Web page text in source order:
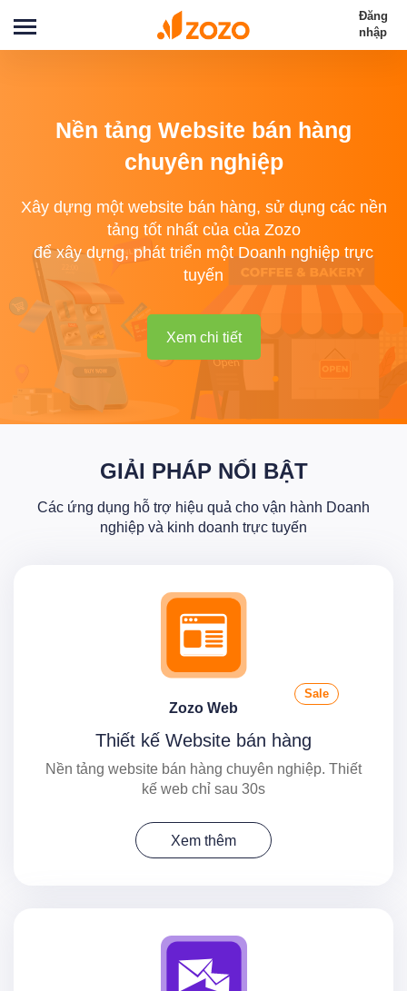
Đăng
nhập
Nền tảng Website bán hàng
chuyên nghiệp
Xây dựng một website bán hàng, sử dụng các nền
tảng tốt nhất của của Zozo
để xây dựng, phát triển một Doanh nghiệp trực
tuyến
Xem chi tiết
GIẢI PHÁP NỔI BẬT
Các ứng dụng hỗ trợ hiệu quả cho vận hành Doanh
nghiệp và kinh doanh trực tuyến
Zozo Web
Sale
Thiết kế Website bán hàng
Nền tảng website bán hàng chuyên nghiệp. Thiết
kế web chỉ sau 30s
Xem thêm